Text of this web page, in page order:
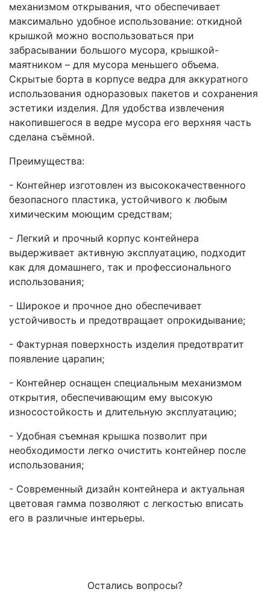
механизмом открывания, что обеспечивает
максимально удобное использование: откидной
крышкой можно воспользоваться при
забрасывании большого мусора, крышкой-
маятником – для мусора меньшего объема.
Скрытые борта в корпусе ведра для аккуратного
использования одноразовых пакетов и сохранения
эстетики изделия. Для удобства извлечения
накопившегося в ведре мусора его верхняя часть
сделана съёмной.
Преимущества:
- Контейнер изготовлен из высококачественного
безопасного пластика, устойчивого к любым
химическим моющим средствам;
- Легкий и прочный корпус контейнера
выдерживает активную эксплуатацию, подходит
как для домашнего, так и профессионального
использования;
- Широкое и прочное дно обеспечивает
устойчивость и предотвращает опрокидывание;
- Фактурная поверхность изделия предотвратит
появление царапин;
- Контейнер оснащен специальным механизмом
открытия, обеспечивающим ему высокую
износостойкость и длительную эксплуатацию;
- Удобная съемная крышка позволит при
необходимости легко очистить контейнер после
использования;
- Современный дизайн контейнера и актуальная
цветовая гамма позволяют с легкостью вписать
его в различные интерьеры.
Остались вопросы?